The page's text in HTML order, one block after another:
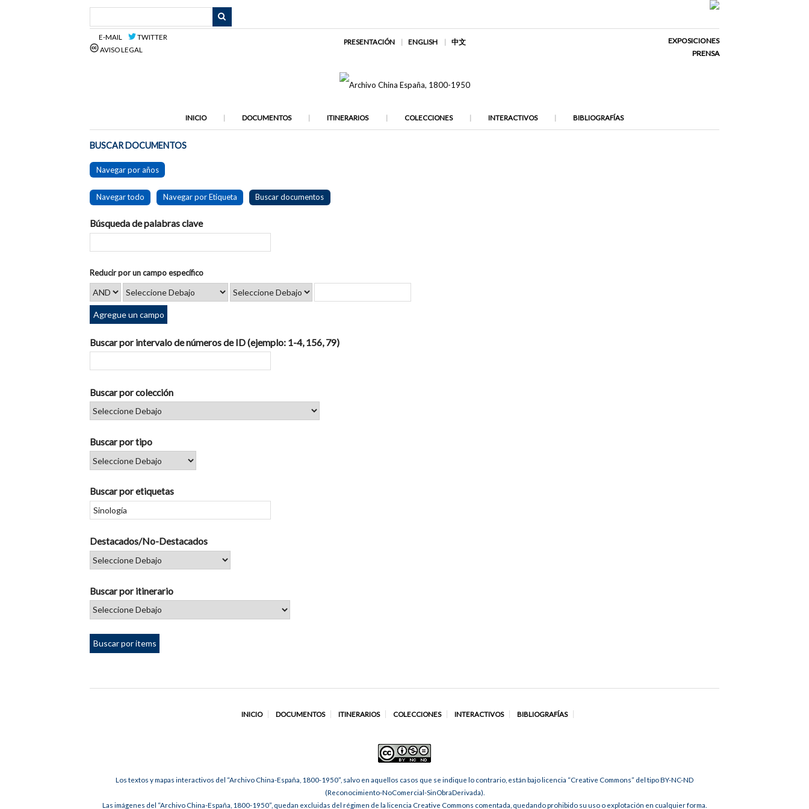
E-MAIL
TWITTER
AVISO LEGAL
PRESENTACIÓN ENGLISH 中文
EXPOSICIONES
PRENSA
INICIO DOCUMENTOS ITINERARIOS COLECCIONES INTERACTIVOS BIBLIOGRAFÍAS
BUSCAR DOCUMENTOS
Navegar por años
Navegar todo Navegar por Etiqueta Buscar documentos
Búsqueda de palabras clave
Reducir por un campo específico
Agregue un campo
Buscar por intervalo de números de ID (ejemplo: 1-4, 156, 79)
Buscar por colección
Buscar por tipo
Buscar por etiquetas
Destacados/No-Destacados
Buscar por itinerario
INICIO DOCUMENTOS ITINERARIOS COLECCIONES INTERACTIVOS BIBLIOGRAFÍAS
Los textos y mapas interactivos del “Archivo China-España, 1800-1950”, salvo en aquellos casos que se indique lo contrario, están bajo licencia “Creative Commons” del tipo BY-NC-ND
(Reconocimiento-NoComercial-SinObraDerivada).
Las imágenes del “Archivo China-España, 1800-1950”, quedan excluidas del régimen de la licencia Creative Commons comentada, quedando prohibido su uso o explotación en cualquier forma.